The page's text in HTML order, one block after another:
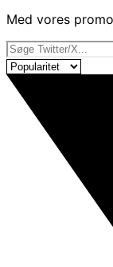
Med vores
Naše storitve
Sortér produkter